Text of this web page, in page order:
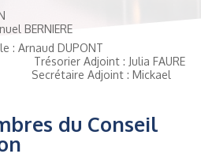
BERNIERE
: Arnaud DUPONT
Trésorier Adjoint : Julia FAURE
Secrétaire Adjoint : Mickael
du Conseil